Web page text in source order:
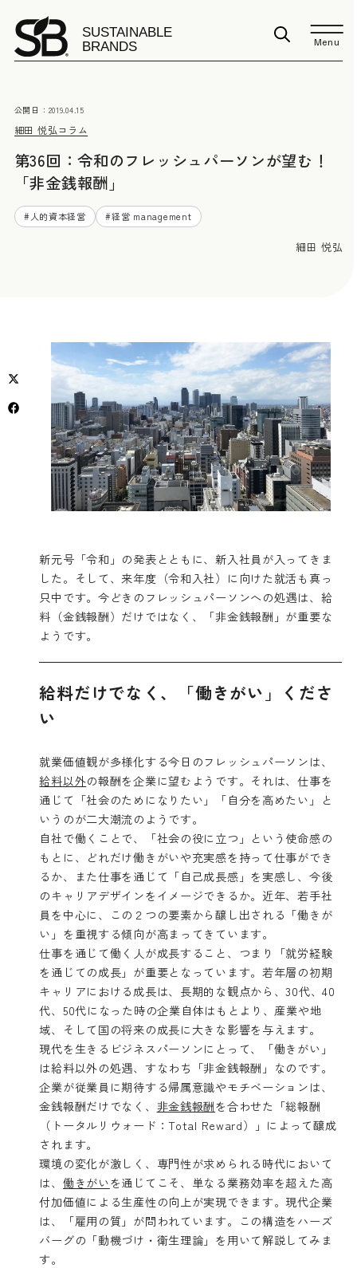
Menu
細田 悦弘コラム
公開日： 2019.04.15
第36回：令和のフレッシュパーソンが望む！
「非金銭報酬」
# 人的資本経営 #経営 management
細田 悦弘
​新元号「令和」の発表とともに、新入社員が入ってきま
した。そして、来年度（令和入社）に向けた就活も真っ
只中です。今どきのフレッシュパーソンへの処遇は、給
料（金銭報酬）だけではなく、「非金銭報酬」が重要な
ようです。
給料だけでなく、「働きがい」くださ
い
就業価値観が多様化する今日のフレッシュパーソンは、
給料以外の報酬を企業に望むようです。それは、仕事を
通じて「社会のためになりたい」「自分を高めたい」と
いうのが二大潮流のようです。
自社で働くことで、「社会の役に立つ」という使命感の
もとに、どれだけ働きがいや充実感を持って仕事ができ
るか、また仕事を通じて「自己成長感」を実感し、今後
のキャリアデザインをイメージできるか。近年、若手社
員を中心に、この２つの要素から醸し出される「働きが
い」を重視する傾向が高まってきています。
仕事を通じて働く人が成長すること、つまり「就労経験
を通じての成長」が重要となっています。若年層の初期
キャリアにおける成長は、長期的な観点から、30代、40
代、50代になった時の企業自体はもとより、産業や地
域、そして国の将来の成長に大きな影響を与えます。
現代を生きるビジネスパーソンにとって、「働きがい」
は給料以外の処遇、すなわち「非金銭報酬」なのです。
企業が従業員に期待する帰属意識やモチベーションは、
金銭報酬だけでなく、 非金銭報酬を合わせた「総報酬
（トータルリウォード：Total Reward）」によって醸成
されます。
環境の変化が激しく、専門性が求められる時代において
は、 働きがいを通じてこそ、単なる業務効率を超えた高
付加価値による生産性の向上が実現できます。現代企業
は、「雇用の質」が問われています。この構造をハーズ
バーグの「動機づけ・衛生理論」を用いて解説してみま
す。